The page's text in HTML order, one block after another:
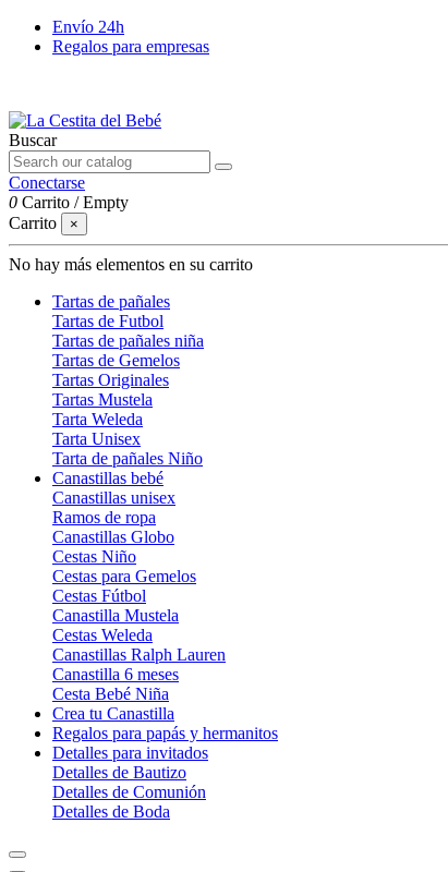
Envío 24h
Regalos para empresas
Buscar
Conectarse
0 Carrito /Empty
Carrito
×
No hay más elementos en su carrito
Tartas de pañales
Tartas de Futbol
Tartas de pañales niña
Tartas de Gemelos
Tartas Originales
Tartas Mustela
Tarta Weleda
Tarta Unisex
Tarta de pañales Niño
Canastillas bebé
Canastillas unisex
Ramos de ropa
Canastillas Globo
Cestas Niño
Cestas para Gemelos
Cestas Fútbol
Canastilla Mustela
Cestas Weleda
Canastillas Ralph Lauren
Canastilla 6 meses
Cesta Bebé Niña
Crea tu Canastilla
Regalos para papás y hermanitos
Detalles para invitados
Detalles de Bautizo
Detalles de Comunión
Detalles de Boda